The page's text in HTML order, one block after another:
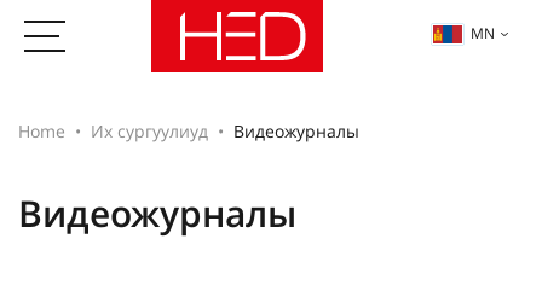
MN
Home Их сургуулиуд Видеожурналы
Видеожурналы